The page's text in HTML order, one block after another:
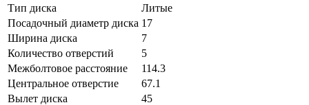
Тип диска
Литые
Посадочный диаметр диска 17
Ширина диска
7
Количество отверстий
5
Межболтовое расстояние
114.3
Центральное отверстие
67.1
Вылет диска
45